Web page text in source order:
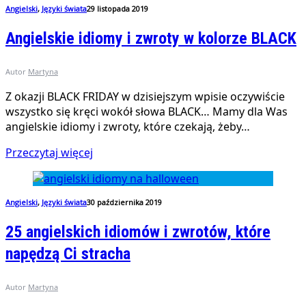
Angielski, Języki świata29 listopada 2019
Angielskie idiomy i zwroty w kolorze BLACK
Autor Martyna
Z okazji BLACK FRIDAY w dzisiejszym wpisie oczywiście
wszystko się kręci wokół słowa BLACK… Mamy dla Was
angielskie idiomy i zwroty, które czekają, żeby…
Przeczytaj więcej
Angielski, Języki świata30 października 2019
25 angielskich idiomów i zwrotów, które
napędzą Ci stracha
Autor Martyna